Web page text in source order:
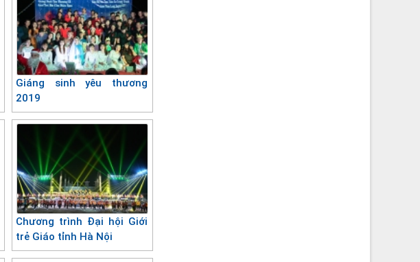
Giáng sinh yêu thương
2019
Chương trình Đại hội Giới
trẻ Giáo tỉnh Hà Nội